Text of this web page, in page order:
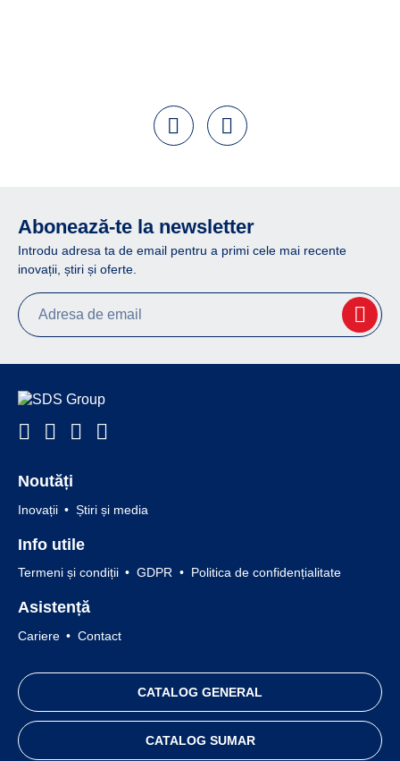
Abonează-te la newsletter
Introdu adresa ta de email pentru a primi cele mai recente
inovații, știri și oferte.
Noutăți
Inovații Știri și media
Info utile
Termeni și condiții GDPR Politica de confidențialitate
Asistență
Cariere Contact
CATALOG GENERAL
CATALOG SUMAR